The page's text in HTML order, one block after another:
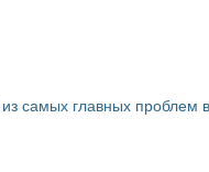
самых главных проблем